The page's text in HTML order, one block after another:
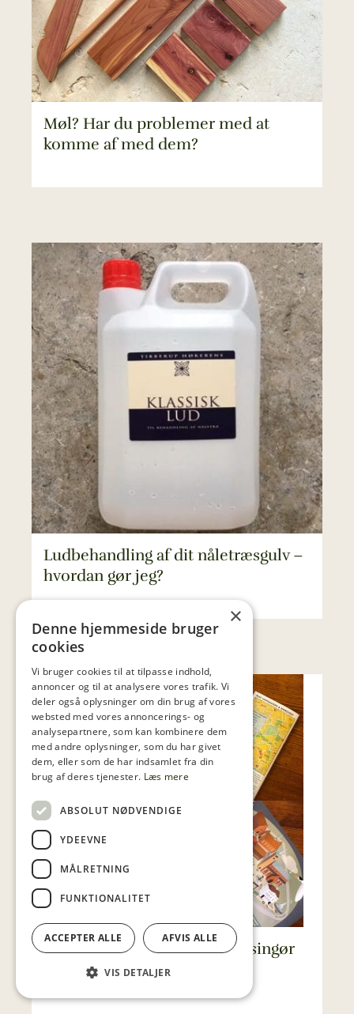
Møl? Har du problemer med at
komme af med dem?
Ludbehandling af dit nåletræsgulv –
hvordan gør jeg?
Aktiviteter for familien i Helsingør
efter lukketid
×
Denne hjemmeside bruger
cookies
Vi bruger cookies til at tilpasse indhold,
annoncer og til at analysere vores trafik. Vi
deler også oplysninger om din brug af vores
websted med vores annoncerings- og
analysepartnere, som kan kombinere dem
med andre oplysninger, som du har givet
dem, eller som de har indsamlet fra din
brug af deres tjenester. Læs mere
ABSOLUT NØDVENDIGE
YDEEVNE
MÅLRETNING
FUNKTIONALITET
ACCEPTER ALLE AFVIS ALLE
VIS DETALJER